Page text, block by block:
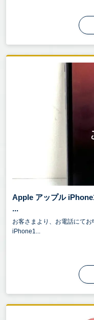
Apple アップル
...
お客さまより、お電話にて
iPhone1...